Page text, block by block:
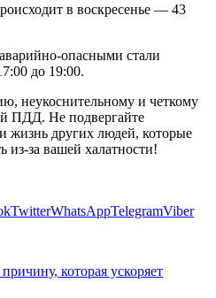
в воскресенье — 43
опасными стали
до 19:00.
неукоснительному и четкому
ПДД. Не подвергайте
жизнь других людей, которые
из-за вашей халатности!
TwitterWhatsAppTelegramViber
которая ускоряет